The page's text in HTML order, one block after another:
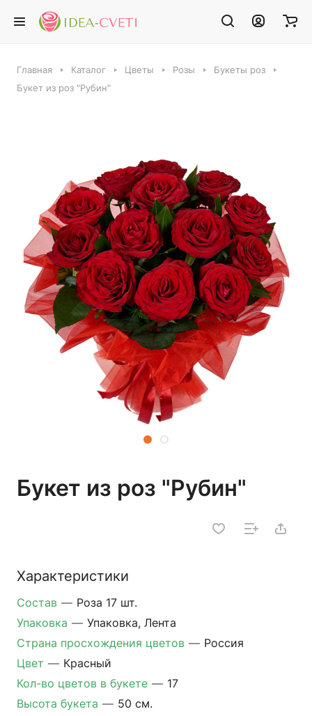
Главная Каталог Цветы Розы
Букеты роз
Букет из роз "Рубин"
Букет из роз "Рубин"
Характеристики
Состав — Роза 17 шт.
Упаковка — Упаковка, Лента
Страна просхождения цветов — Россия
Цвет — Красный
Кол-во цветов в букете — 17
Высота букета — 50 см.